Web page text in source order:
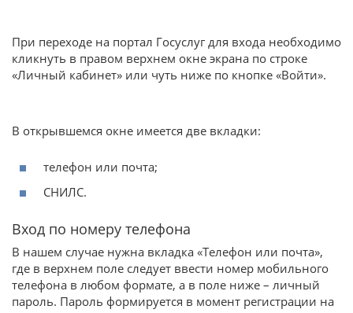
При переходе на портал Госуслуг для входа необходимо
кликнуть в правом верхнем окне экрана по строке
«Личный кабинет» или чуть ниже по кнопке «Войти».
В открывшемся окне имеется две вкладки:
телефон или почта;
СНИЛС.
Вход по номеру телефона
В нашем случае нужна вкладка «Телефон или почта»,
где в верхнем поле следует ввести номер мобильного
телефона в любом формате, а в поле ниже – личный
пароль. Пароль формируется в момент регистрации на